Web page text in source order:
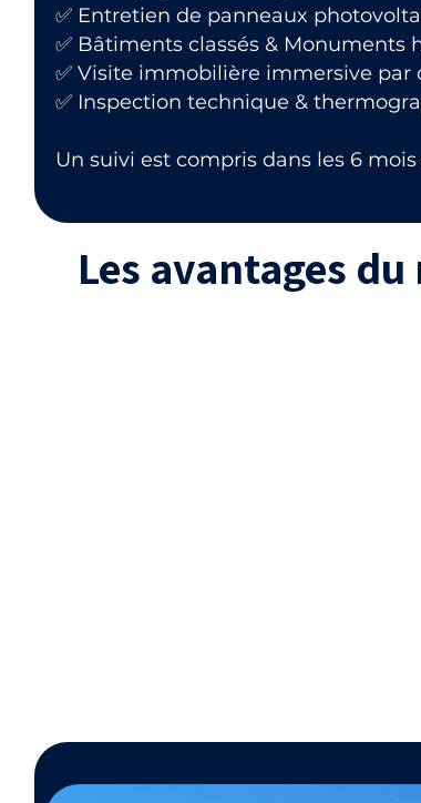
✅ Entretien de panneaux
✅ Bâtiments classés & Monuments
✅ Visite immobilière immersive par
✅ Inspection technique &
Un suivi est compris dans les 6
Les avantages